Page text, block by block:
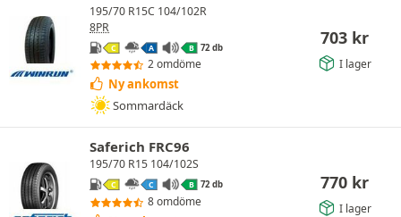
195/70 R15C 104/102R
8PR
C A B 72 db
2 omdöme
Ny ankomst
Sommardäck
703 kr
I lager
Saferich FRC96
195/70 R15 104/102S
C C B 72 db
8 omdöme
770 kr
I lager